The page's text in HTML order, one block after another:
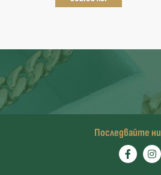
Последвайте ни